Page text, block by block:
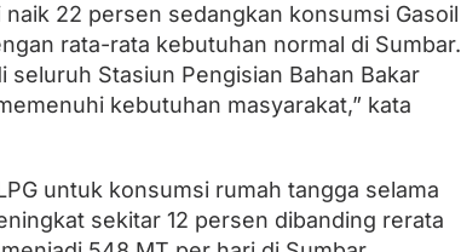
22 persen sedangkan konsumsi Gasoil
rata-rata kebutuhan normal di Sumbar.
seluruh Stasiun Pengisian Bahan Bakar
kebutuhan masyarakat,” kata
untuk konsumsi rumah tangga selama
sekitar 12 persen dibanding rerata